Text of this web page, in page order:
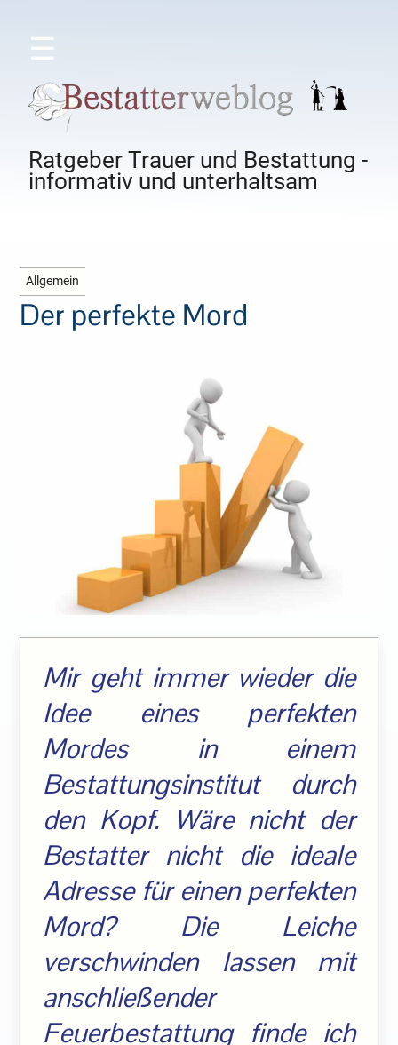
☰
Ratgeber Trauer und Bestattung -
informativ und unterhaltsam
Allgemein
Der perfekte Mord
Mir geht immer wieder die
Idee eines perfekten
Mordes in einem
Bestattungsinstitut durch
den Kopf. Wäre nicht der
Bestatter nicht die ideale
Adresse für einen perfekten
Mord? Die Leiche
verschwinden lassen mit
anschließender
Feuerbestattung finde ich